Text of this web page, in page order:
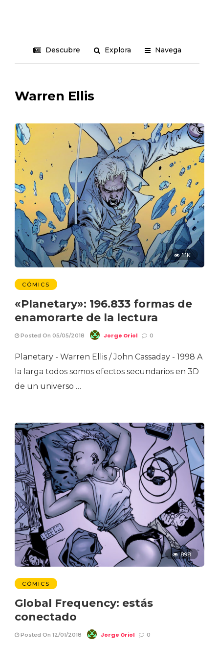
Descubre Explora Navega
Warren Ellis
1.1K
CÓMICS
«Planetary»: 196.833 formas de
enamorarte de la lectura
Posted On 05/05/2018 Jorge Oriol 0
Planetary - Warren Ellis / John Cassaday - 1998 A
la larga todos somos efectos secundarios en 3D
de un universo …
898
CÓMICS
Global Frequency: estás
conectado
Posted On 12/01/2018 Jorge Oriol 0